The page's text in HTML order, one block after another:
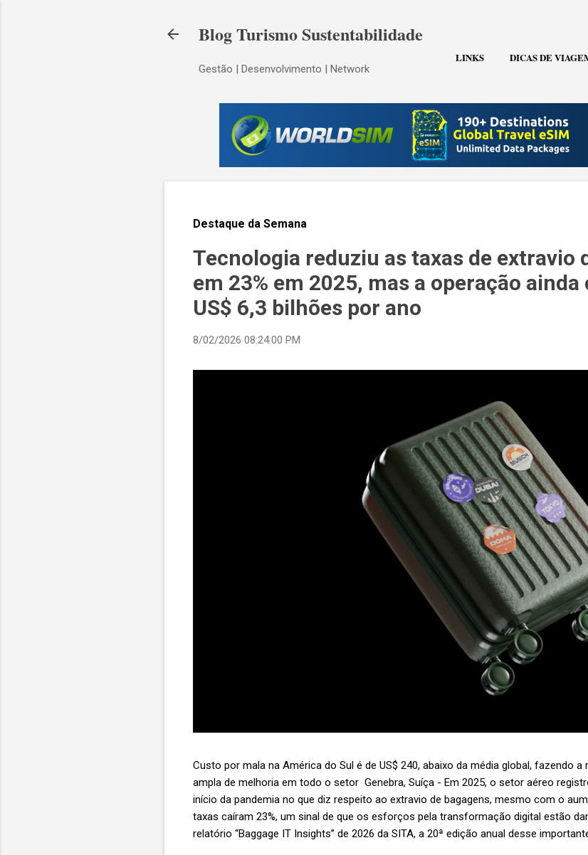
Blog Turismo Sustentabilidade
Gestão | Desenvolvimento | Network
LINKS DICAS DE
Destaque da Semana
Tecnologia reduziu as taxas de extravio
em 23% em 2025, mas a operação
US$ 6,3 bilhões por ano
8/02/2026 08:24:00 PM
Custo por mala na América do Sul é de US$ 240, abaixo da média global, fazendo
ampla de melhoria em todo o setor Genebra, Suíça - Em 2025, o setor aéreo
início da pandemia no que diz respeito ao extravio de bagagens, mesmo com o
taxas caíram 23%, um sinal de que os esforços pela transformação digital estão
relatório “Baggage IT Insights” de 2026 da SITA, a 20ª edição anual desse